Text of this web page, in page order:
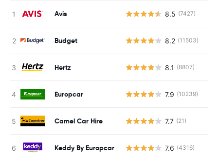
Avis 8.5 (7427)
Budget 8.2 (11503)
Hertz 8.1 (8807)
Europcar 7.9 (10239)
Camel Car Hire 7.7 (21)
Keddy By Europcar 7.6 (4316)